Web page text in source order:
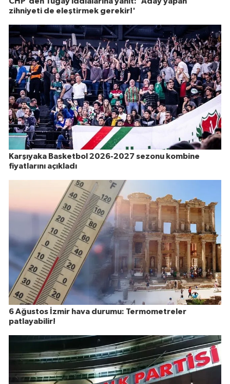
zihniyeti de eleştirmek gerekir!'
Karşıyaka Basketbol 2026-2027 sezonu kombine
fiyatlarını açıkladı
6 Ağustos İzmir hava durumu: Termometreler
patlayabilir!